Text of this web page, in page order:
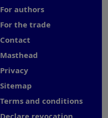
For authors
For the trade
Contact
Masthead
Privacy
Sitemap
Terms and conditions